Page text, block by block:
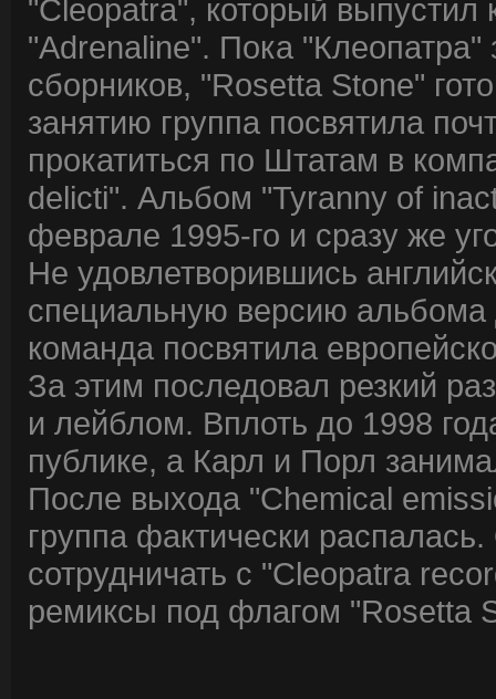
"Cleopatra", который
"Adrenaline". Пока
сборников, "Rosetta Stone"
занятию группа посвятила
прокатиться по Штатам в
delicti". Альбом "Tyranny of
феврале 1995-го и сразу же
Не удовлетворившись
специальную версию альбома
команда посвятила
За этим последовал резкий
и лейблом. Вплоть до 1998
публике, а Карл и Порл
После выхода "Chemical
группа фактически
сотрудничать с "Cleopatra
ремиксы под флагом "Rosetta